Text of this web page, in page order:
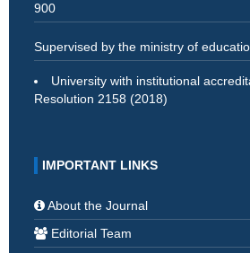
900
Supervised by the ministry of
University with institutional
Resolution 2158 (2018)
IMPORTANT LINKS
About the Journal
Editorial Team